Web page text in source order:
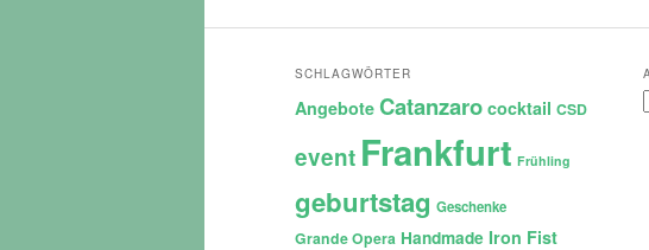
SCHLAGWÖRTER
Angebote Catanzaro cocktail CSD
event Frankfurt Frühling
geburtstag Geschenke
Grande Opera Handmade Iron Fist